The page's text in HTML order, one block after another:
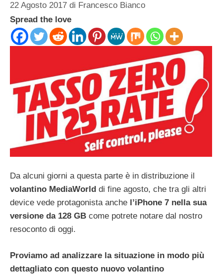
22 Agosto 2017 di Francesco Bianco
Spread the love
Da alcuni giorni a questa parte è in distribuzione il
volantino MediaWorld di fine agosto, che tra gli altri
device vede protagonista anche l’iPhone 7 nella sua
versione da 128 GB come potrete notare dal nostro
resoconto di oggi.
Proviamo ad analizzare la situazione in modo più
dettagliato con questo nuovo volantino